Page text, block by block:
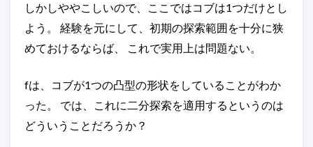
しかしややこしいので、ここではコブは1つだけとし
よう。 経験を元にして、初期の探索範囲を十分に狭
めておけるならば、 これで実用上は問題ない。
fは、コブが1つの凸型の形状をしていることがわか
った。 では、これに二分探索を適用するというのは
どういうことだろうか？